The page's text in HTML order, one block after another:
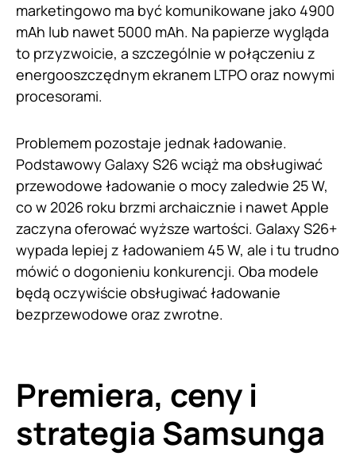
marketingowo ma być komunikowane jako 4900
mAh lub nawet 5000 mAh. Na papierze wygląda
to przyzwoicie, a szczególnie w połączeniu z
energooszczędnym ekranem LTPO oraz nowymi
procesorami.
Problemem pozostaje jednak ładowanie.
Podstawowy Galaxy S26 wciąż ma obsługiwać
przewodowe ładowanie o mocy zaledwie 25 W,
co w 2026 roku brzmi archaicznie i nawet Apple
zaczyna oferować wyższe wartości. Galaxy S26+
wypada lepiej z ładowaniem 45 W, ale i tu trudno
mówić o dogonieniu konkurencji. Oba modele
będą oczywiście obsługiwać ładowanie
bezprzewodowe oraz zwrotne.
Premiera, ceny i
strategia Samsunga